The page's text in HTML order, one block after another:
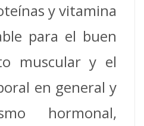
y vitamina
para el buen
muscular y el
en general y
hormonal,